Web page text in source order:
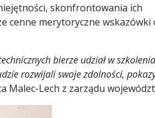
skonfrontowania ich
cenne merytoryczne
bierze udział w
rozwijali swoje zdolności,
Malec-Lech z zarządu